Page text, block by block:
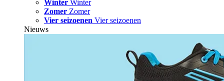
Winter Winter
Zomer Zomer
Vier seizoenen Vier seizoenen
Nieuws